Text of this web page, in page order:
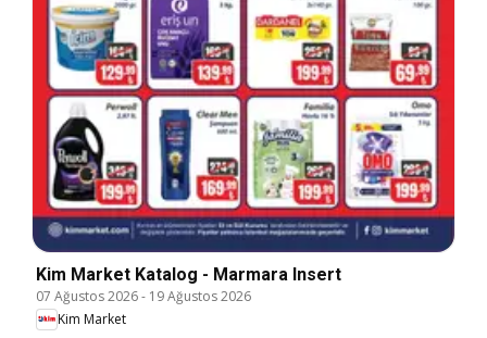
Kim Market Katalog - Marmara Insert
07 Ağustos 2026- 19 Ağustos 2026
Kim Market